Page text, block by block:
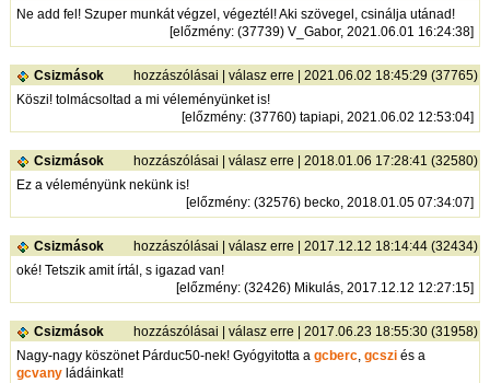
Ne add fel! Szuper munkát végzel, végeztél! Aki szövegel, csinálja utánad!
[előzmény: (37739) V_Gabor, 2021.06.01 16:24:38]
Csizmások hozzászólásai |válasz erre | 2021.06.02 18:45:29 (37765)
Köszi! tolmácsoltad a mi véleményünket is!
[előzmény: (37760) tapiapi, 2021.06.02 12:53:04]
Csizmások hozzászólásai |válasz erre | 2018.01.06 17:28:41 (32580)
Ez a véleményünk nekünk is!
[előzmény: (32576) becko, 2018.01.05 07:34:07]
Csizmások hozzászólásai |válasz erre | 2017.12.12 18:14:44 (32434)
oké! Tetszik amit írtál, s igazad van!
[előzmény: (32426) Mikulás, 2017.12.12 12:27:15]
Csizmások hozzászólásai |válasz erre | 2017.06.23 18:55:30 (31958)
Nagy-nagy köszönet Párduc50-nek! Gyógyitotta agcberc,gcszi és a
gcvany ládáinkat!